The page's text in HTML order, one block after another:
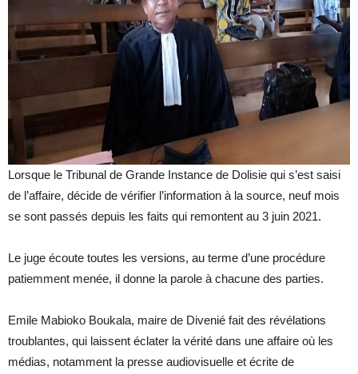
Lorsque le Tribunal de Grande Instance de Dolisie qui s’est saisi
de l’affaire, décide de vérifier l’information à la source, neuf mois
se sont passés depuis les faits qui remontent au 3 juin 2021.
Le juge écoute toutes les versions, au terme d’une procédure
patiemment menée, il donne la parole à chacune des parties.
Emile Mabioko Boukala, maire de Divenié fait des révélations
troublantes, qui laissent éclater la vérité dans une affaire où les
médias, notamment la presse audiovisuelle et écrite de